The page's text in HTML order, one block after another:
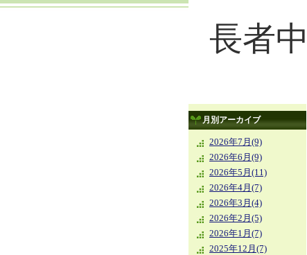
長者
月別アーカイブ
2026年7月(9)
2026年6月(9)
2026年5月(11)
2026年4月(7)
2026年3月(4)
2026年2月(5)
2026年1月(7)
2025年12月(7)